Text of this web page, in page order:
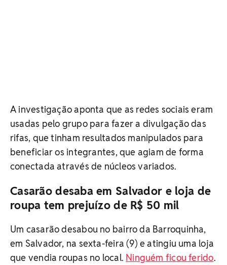
A investigação aponta que as redes sociais eram
usadas pelo grupo para fazer a divulgação das
rifas, que tinham resultados manipulados para
beneficiar os integrantes, que agiam de forma
conectada através de núcleos variados.
Casarão desaba em Salvador e loja de
roupa tem prejuízo de R$ 50 mil
Um casarão desabou no bairro da Barroquinha,
em Salvador, na sexta-feira (9) e atingiu uma loja
que vendia roupas no local. Ninguém ficou ferido.